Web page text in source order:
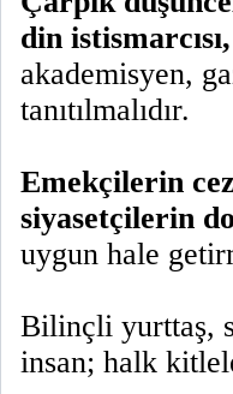
din
akademisyen,
tanıtılmalıdır.
Emekçilerin
siyasetçilerin
uygun hale
Bilinçli yurttaş,
insan; halk